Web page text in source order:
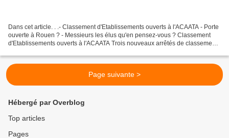
Dans cet article. . .- Classement d'Etablissements ouverts à l'ACAATA - Porte
ouverte à Rouen ? - Messieurs les élus qu'en pensez-vous ? Classement
d'Etablissements ouverts à l'ACAATA Trois nouveaux arrêtés de classement
Page suivante >
Hébergé par Overblog
Top articles
Pages